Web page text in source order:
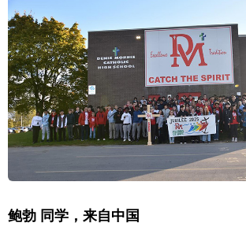
鲍勃 同学，来自中国